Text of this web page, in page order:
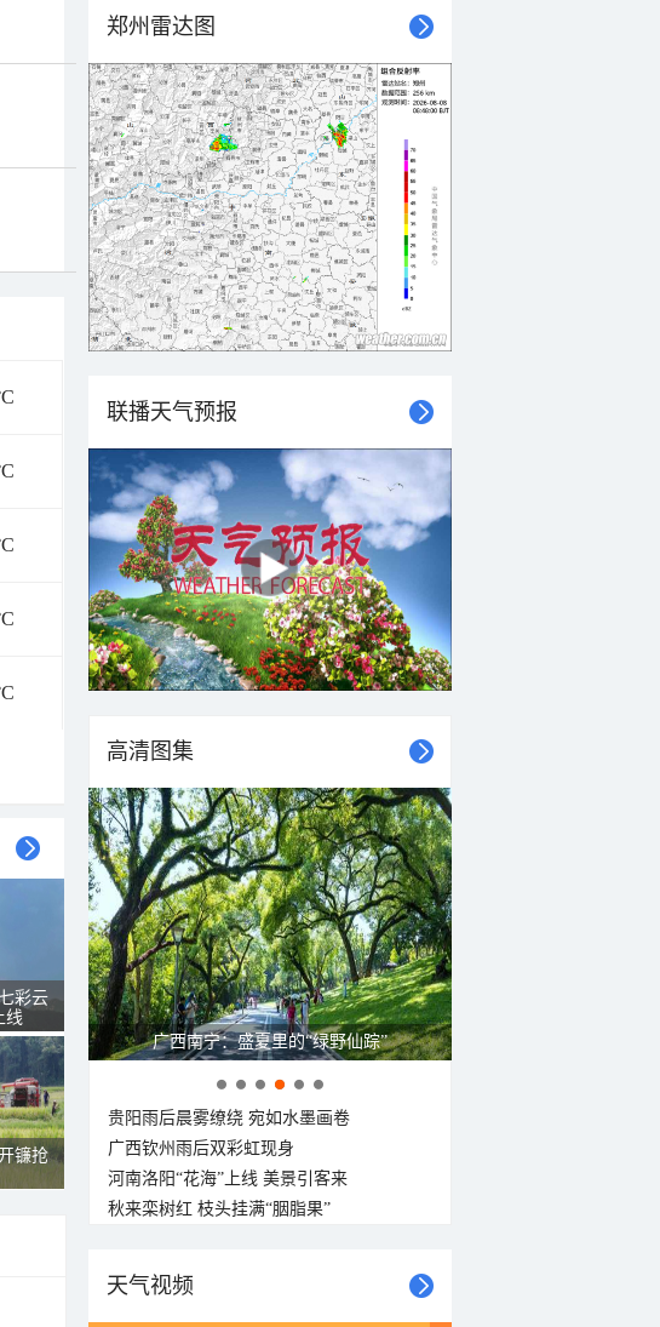
彩云
线
镰抢
郑州雷达图
联播天气预报
高清图集
广西南宁：盛夏里的“绿野仙踪”
贵阳雨后晨雾缭绕 宛如水墨画卷
广西钦州雨后双彩虹现身
河南洛阳“花海”上线 美景引客来
秋来栾树红 枝头挂满“胭脂果”
天气视频